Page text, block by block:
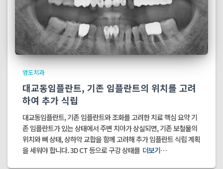
영도치과
대교동임플란트, 기존 임플란트의 위치를 고려
하여 추가 식립
대교동임플란트, 기존 임플란트와 조화를 고려한 치료 핵심 요약 기
존 임플란트가 있는 상태에서 주변 치아가 상실되면, 기존 보철물의
위치와 뼈 상태, 상하악 교합을 함께 고려해 추가 임플란트 식립 계획
을 세워야 합니다. 3D CT 등으로 구강 상태를 더보기…